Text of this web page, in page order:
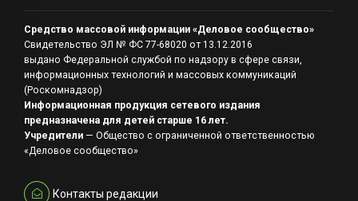
Средство массовой информации «Деловое сообщество»
Свидетельство ЭЛ № ФС 77-68020 от 13.12.2016
выдано Федеральной службой по надзору в сфере связи,
информационных технологий и массовых коммуникаций
(Роскомнадзор)
Информационная продукция сетевого издания
предназначена для детей старше 16 лет.
Учредители — Общество с ограниченной ответственностью
«Деловое сообщество»
Контакты редакции